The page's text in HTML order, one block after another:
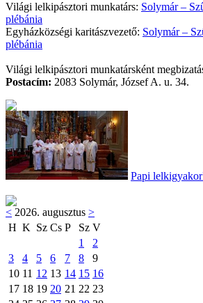
Világi lelkipásztori munkatárs: Solymár –
plébánia
Egyházközségi karitászvezető: Solymár –
plébánia
Világi lelkipásztori munkatársként
Postacím: 2083 Solymár, József A. u. 34.
Papi
< 2026. augusztus >
H K Sz Cs P Sz V
1
2
3
4 5 6 7 8
9
10 11 12 13 14 15 16
17 18 19 20 21 22 23